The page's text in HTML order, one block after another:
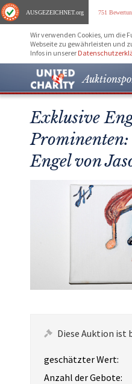
AUSGEZEICHNET.org 751
Wir verwenden Cookies, um die
Webseite zu gewährleisten und
Infos in unserer
Exklusive
Engel von
Diese Auktion ist
geschätzter Wert:
Anzahl der Gebote: